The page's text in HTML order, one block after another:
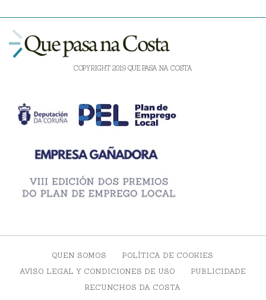
COPYRIGHT 2019 QUE PASA NA COSTA
QUEN SOMOS
POLÍTICA DE COOKIES
AVISO LEGAL Y CONDICIONES DE USO
PUBLICIDADE
RECUNCHOS DA COSTA